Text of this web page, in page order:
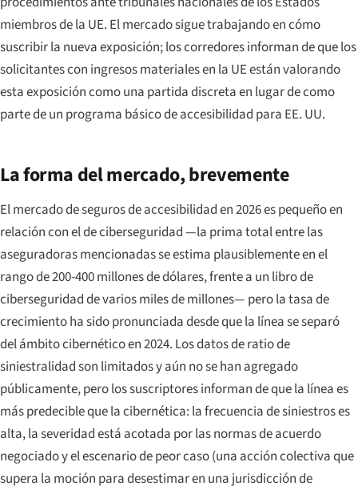
miembros de la UE. El mercado sigue trabajando en cómo
suscribir la nueva exposición; los corredores informan de que los
solicitantes con ingresos materiales en la UE están valorando
esta exposición como una partida discreta en lugar de como
parte de un programa básico de accesibilidad para EE. UU.
La forma del mercado, brevemente
El mercado de seguros de accesibilidad en 2026 es pequeño en
relación con el de ciberseguridad —la prima total entre las
aseguradoras mencionadas se estima plausiblemente en el
rango de 200-400 millones de dólares, frente a un libro de
ciberseguridad de varios miles de millones— pero la tasa de
crecimiento ha sido pronunciada desde que la línea se separó
del ámbito cibernético en 2024. Los datos de ratio de
siniestralidad son limitados y aún no se han agregado
públicamente, pero los suscriptores informan de que la línea es
más predecible que la cibernética: la frecuencia de siniestros es
alta, la severidad está acotada por las normas de acuerdo
negociado y el escenario de peor caso (una acción colectiva que
supera la moción para desestimar en una jurisdicción de